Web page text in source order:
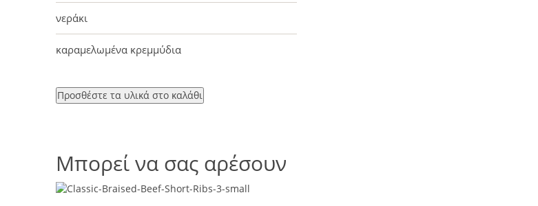
νεράκι
καραμελωμένα κρεμμύδια
Προσθέστε τα υλικά στο καλάθι
Μπορεί να σας αρέσουν